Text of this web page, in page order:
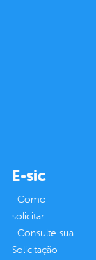
E-sic
Como
solicitar
Consulte sua
Solicitação